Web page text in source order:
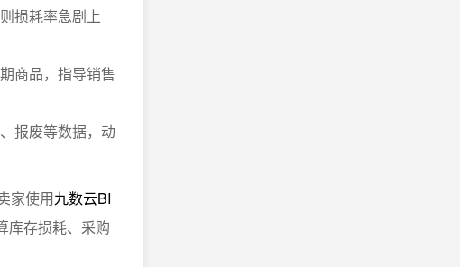
损耗率急剧上
商品，指导销售
报废等数据，动
家使用九数云BI
库存损耗、采购